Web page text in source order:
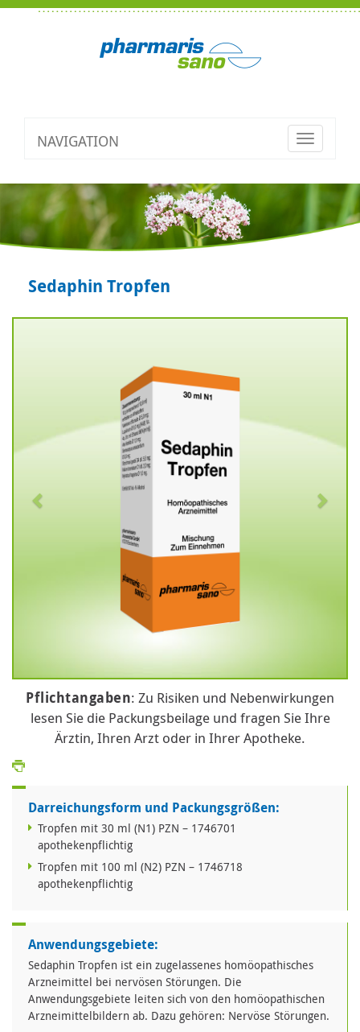
NAVIGATION
Toggle
Sedaphin Tropfen
Pflichtangaben: Zu Risiken und Nebenwirkungen
lesen Sie die Packungsbeilage und fragen Sie Ihre
Ärztin, Ihren Arzt oder in Ihrer Apotheke.
Darreichungsform und Packungsgrößen:
Tropfen mit 30 ml (N1) PZN – 1746701
apothekenpflichtig
Tropfen mit 100 ml (N2) PZN – 1746718
apothekenpflichtig
Anwendungsgebiete:
Sedaphin Tropfen ist ein zugelassenes homöopathisches
Arzneimittel bei nervösen Störungen. Die
Anwendungsgebiete leiten sich von den homöopathischen
Arzneimittelbildern ab. Dazu gehören: Nervöse Störungen.